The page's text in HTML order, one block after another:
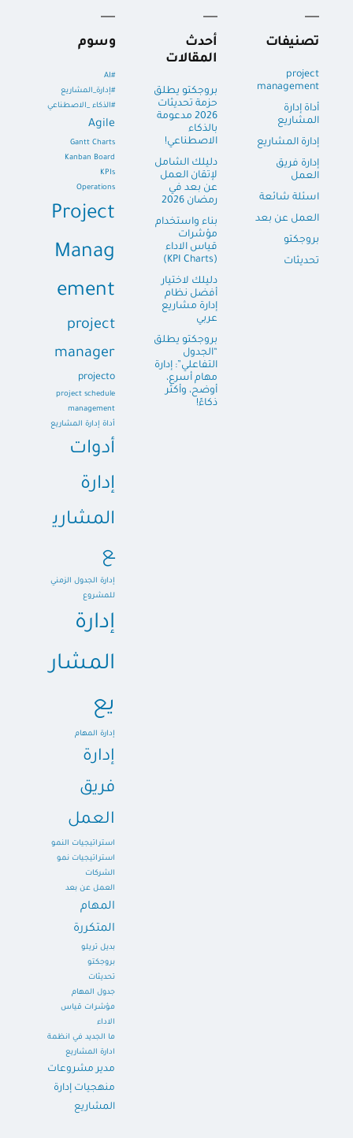
تصنيفات
project
management
أداة إدارة
المشاريع
إدارة المشاريع
إدارة فريق
العمل
اسئلة شائعة
العمل عن بعد
بروجكتو
تحديثات
أحدث
المقالات
بروجكتو يطلق
حزمة تحديثات
2026 مدعومة
بالذكاء
الاصطناعي!
دليلك الشامل
لإتقان العمل
عن بعد في
رمضان 2026
بناء واستخدام
مؤشرات
قياس الاداء
(KPI Charts)
دليلك لاختيار
أفضل نظام
إدارة مشاريع
عربي
بروجكتو يطلق
“الجدول
التفاعلي”: إدارة
مهام أسرع،
أوضح، وأكثر
ذكاءً!
وسوم
#AI
#إدارة_المشاريع
#الذكاء _الاصطناعي
Agile
Gantt Charts
Kanban Board
KPIs
Operations
Project
Manag
ement
project
manager
projecto
project schedule
management
أداة إدارة المشاريع
أدوات
إدارة
المشاري
ع
إدارة الجدول الزمني
للمشروع
إدارة
المشار
يع
إدارة المهام
إدارة
فريق
العمل
استراتيجيات النمو
استراتيجيات نمو
الشركات
العمل عن بعد
المهام
المتكررة
بديل تريلو
بروجكتو
تحديثات
جدول المهام
مؤشرات قياس
الاداء
ما الجديد في انظمة
ادارة المشاريع
مدير مشروعات
منهجيات إدارة
المشاريع